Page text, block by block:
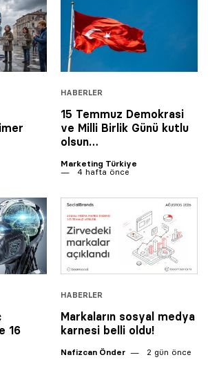
HABERLER
15 Temmuz Demokrasi
ve Milli Birlik Günü kutlu
olsun…
Marketing Türkiye
4 hafta önce
16
HABERLER
Markaların sosyal medya
karnesi belli oldu!
Nafizcan Önder 2 gün önce